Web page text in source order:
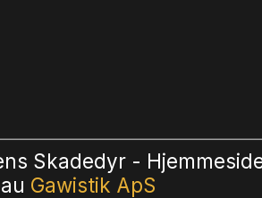
Skadedyr -
Gawistik ApS